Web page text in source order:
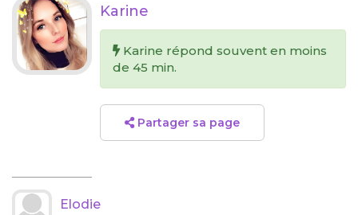
Karine
Karine répond souvent en moins
de 45 min.
Partager sa page
Elodie